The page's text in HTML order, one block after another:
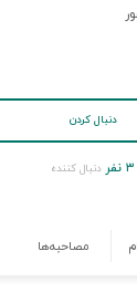
دنبال کردن
۳ نفر دنبال کننده
مصاحبه‌ها